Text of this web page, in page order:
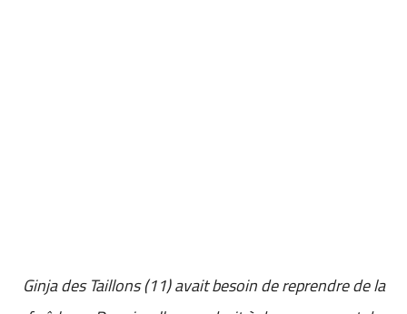
Ginja des Taillons (11) avait besoin de reprendre de la